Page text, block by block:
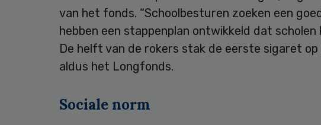
van het fonds. “Schoolbesturen zoeken een
hebben een stappenplan ontwikkeld dat scholen
De helft van de rokers stak de eerste sigaret op
aldus het Longfonds.
Sociale norm